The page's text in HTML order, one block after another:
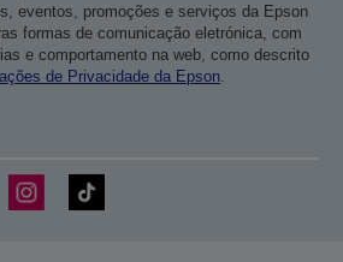
eventos, promoções e serviços da Epson
formas de comunicação eletrónica, com
e comportamento na web, como descrito
de Privacidade da Epson